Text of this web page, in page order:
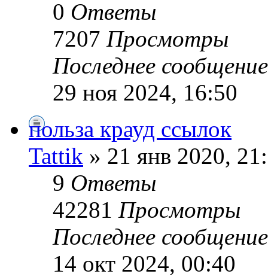
0 Ответы
7207 Просмотры
Последнее
29 ноя 2024, 16:50
польза крауд ссылок
Tattik » 21 янв 2020,
9 Ответы
42281 Просмотры
Последнее
14 окт 2024, 00:40